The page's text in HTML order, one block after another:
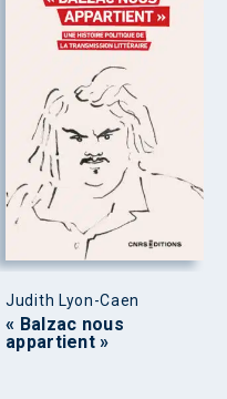
Judith Lyon-Caen
« Balzac nous
appartient »